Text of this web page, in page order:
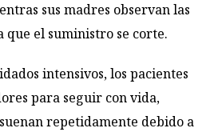
sus madres observan las
que el suministro se corte.
intensivos, los pacientes
para seguir con vida,
repetidamente debido a